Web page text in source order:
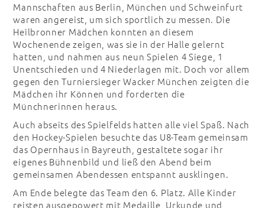
Mannschaften aus Berlin, München und Schweinfurt
waren angereist, um sich sportlich zu messen. Die
Heilbronner Mädchen konnten an diesem
Wochenende zeigen, was sie in der Halle gelernt
hatten, und nahmen aus neun Spielen 4 Siege, 1
Unentschieden und 4 Niederlagen mit. Doch vor allem
gegen den Turniersieger Wacker München zeigten die
Mädchen ihr Können und forderten die
Münchnerinnen heraus.
Auch abseits des Spielfelds hatten alle viel Spaß. Nach
den Hockey-Spielen besuchte das U8-Team gemeinsam
das Opernhaus in Bayreuth, gestaltete sogar ihr
eigenes Bühnenbild und ließ den Abend beim
gemeinsamen Abendessen entspannt ausklingen.
Am Ende belegte das Team den 6. Platz. Alle Kinder
reisten ausgepowert mit Medaille, Urkunde und